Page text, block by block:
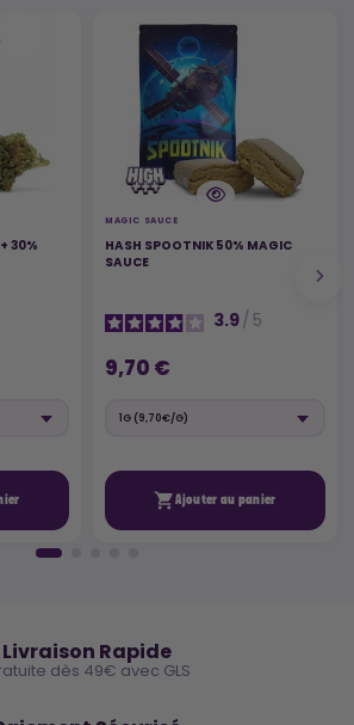
30%
MAGIC SAUCE
HASH SPOOTNIK 50% MAGIC
SAUCE
3.9/ 5
9,70 €
Ajouter au panier
Livraison Rapide
dès 49€ avec GLS